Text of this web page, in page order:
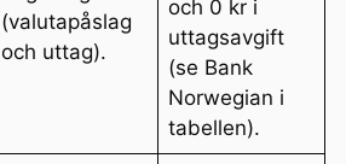
(valutapåslag
och uttag).
och 0 kr i
uttagsavgift
(se Bank
Norwegian i
tabellen).